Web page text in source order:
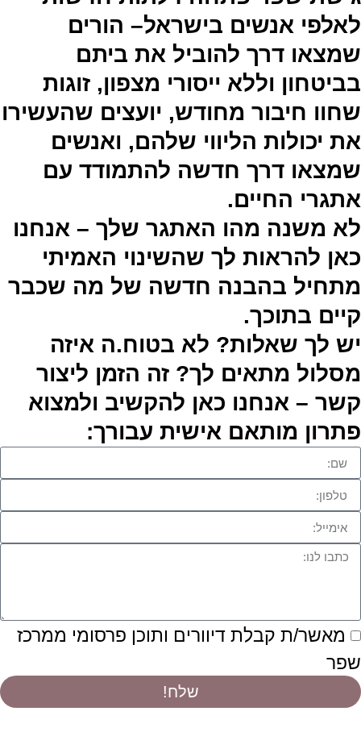
לאלפי אנשים בישראל– הורים
שמצאו דרך להוביל את ביתם
בביטחון וללא ייסורי מצפון, זוגות
שחוו חיבור מחודש, יועצים שהעשירו
את יכולות הליווי שלהם, ואנשים
שמצאו דרך חדשה להתמודד עם
אתגרי החיים.
לא משנה מהו האתגר שלך – אנחנו
כאן להראות לך שהשינוי האמיתי
מתחיל בהבנה חדשה של מה שכבר
קיים בתוכך.
יש לך שאלות? לא בטוח.ה איזה
מסלול מתאים לך? זה הזמן ליצור
קשר – אנחנו כאן להקשיב ולמצוא
פתרון מותאם אישית עבורך:
מאשר/ת קבלת דיוורים ותוכן פרסומי ממרכז
שפר
שלח!